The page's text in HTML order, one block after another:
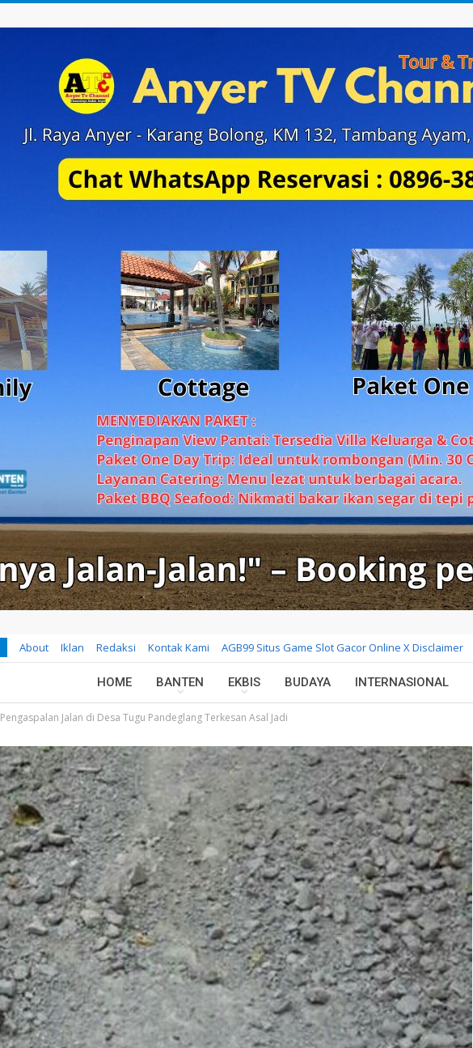
About Iklan Redaksi Kontak Kami AGB99 Situs Game Slot Gacor Online X Disclaimer
HOME BANTEN EKBIS BUDAYA INTERNASIONAL
Pengaspalan Jalan di Desa Tugu Pandeglang Terkesan Asal Jadi